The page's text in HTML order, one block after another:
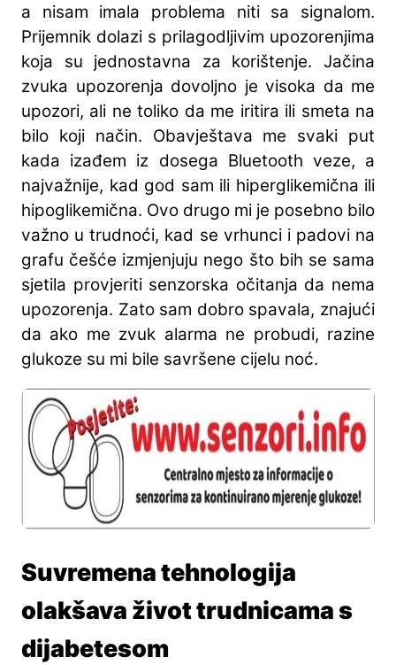
a nisam imala problema niti sa signalom.
Prijemnik dolazi s prilagodljivim upozorenjima
koja su jednostavna za korištenje. Jačina
zvuka upozorenja dovoljno je visoka da me
upozori, ali ne toliko da me iritira ili smeta na
bilo koji način. Obavještava me svaki put
kada izađem iz dosega Bluetooth veze, a
najvažnije, kad god sam ili hiperglikemična ili
hipoglikemična. Ovo drugo mi je posebno bilo
važno u trudnoći, kad se vrhunci i padovi na
grafu češće izmjenjuju nego što bih se sama
sjetila provjeriti senzorska očitanja da nema
upozorenja. Zato sam dobro spavala, znajući
da ako me zvuk alarma ne probudi, razine
glukoze su mi bile savršene cijelu noć.
Suvremena tehnologija
olakšava život trudnicama s
dijabetesom